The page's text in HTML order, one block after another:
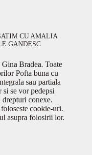
CU AMALIA
GANDESC
Bradea. Toate
Pofta buna cu
sau partiala
si se vor pedepsi
conexe.
cookie-uri.
asupra folosirii lor.